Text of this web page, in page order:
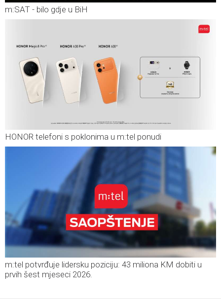
m:SAT - bilo gdje u BiH
HONOR telefoni s poklonima u m:tel ponudi
m:tel potvrđuje lidersku poziciju: 43 miliona KM dobiti u
prvih šest mjeseci 2026.